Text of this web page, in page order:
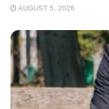
AUGUST 5, 2026